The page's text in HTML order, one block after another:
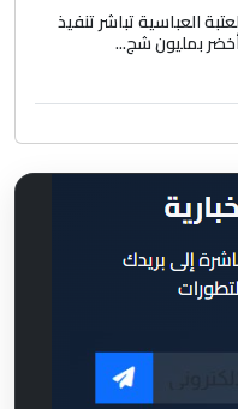
العتبة العباسية تباشر تنفيذ
بمليون شج...